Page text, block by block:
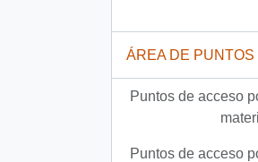
ÁREA DE
Puntos de acceso
Puntos de acceso